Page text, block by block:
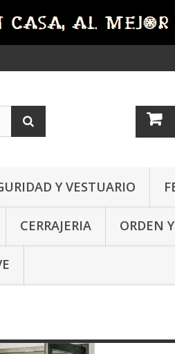
Y VESTUARIO
CERRAJERIA ORDEN